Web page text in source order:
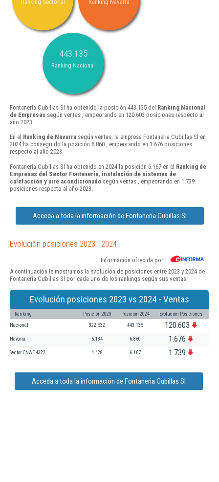
Ranking Sectorial Ranking Navarra
443.135
Ranking Nacional
Fontaneria Cubillas Sl ha obtenido la posición 443.135 del Ranking Nacional
de Empresas según ventas , empeorando en 120.603 posiciones respecto al
año 2023.
En el Ranking de Navarra según ventas, la empresa Fontaneria Cubillas Sl en
2024 ha conseguido la posición 6.860 , empeorando en 1.676 posiciones
respecto al año 2023.
Fontaneria Cubillas Sl ha obtenido en 2024 la posición 6.167 en el Ranking de
Empresas del Sector Fontanería, instalación de sistemas de
calefacción y aire acondicionado según ventas , empeorando en 1.739
posiciones respecto al año 2023.
Acceda a toda la información de Fontaneria Cubillas Sl
Evolución posiciones 2023 - 2024
Información ofrecida por
A continuación le mostramos la evolución de posiciones entre 2023 y 2024 de
Fontaneria Cubillas Sl por cada uno de los rankings según sus ventas:
Evolución posiciones 2023 vs 2024 - Ventas
Ranking Posición 2023 Posición 2024 Evolución Posiciones
Nacional 322.532 443.135 120.603
Navarra 5.184 6.860 1.676
Sector CNAE 4322 4.428 6.167 1.739
Acceda a toda la información de Fontaneria Cubillas Sl